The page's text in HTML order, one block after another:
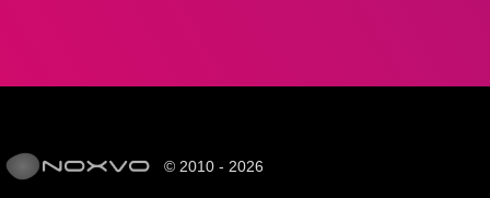
© 2010 - 2026